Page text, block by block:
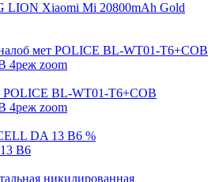
LION Xiaomi Mi 20800mAh Gold
POLICE BL-WT01-T6+COB
4реж zoom
%
B6